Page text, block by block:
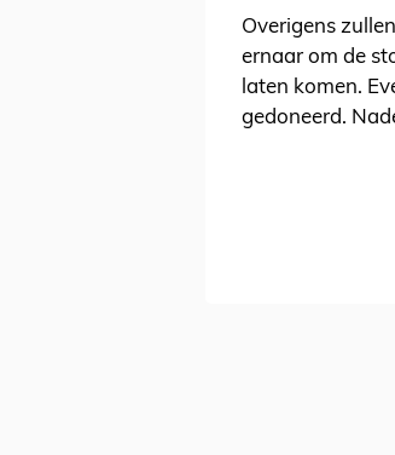
Overigens
ernaar om de
laten komen.
gedoneerd.